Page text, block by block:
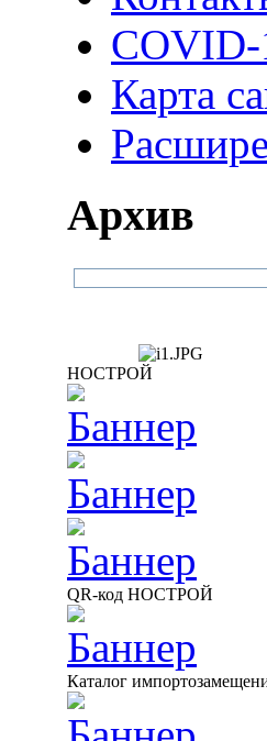
COVID-
Карта
Архив
НОСТРОЙ
QR-код НОСТРОЙ
Каталог